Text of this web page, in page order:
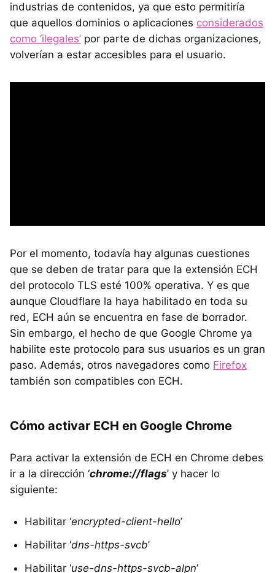
industrias de contenidos, ya que esto permitiría
que aquellos dominios o aplicaciones considerados
como ‘ilegales’ por parte de dichas organizaciones,
volverían a estar accesibles para el usuario.
Por el momento, todavía hay algunas cuestiones
que se deben de tratar para que la extensión ECH
del protocolo TLS esté 100% operativa. Y es que
aunque Cloudflare la haya habilitado en toda su
red, ECH aún se encuentra en fase de borrador.
Sin embargo, el hecho de que Google Chrome ya
habilite este protocolo para sus usuarios es un gran
paso. Además, otros navegadores como Firefox
también son compatibles con ECH.
Cómo activar ECH en Google Chrome
Para activar la extensión de ECH en Chrome debes
ir a la dirección ‘chrome://flags’ y hacer lo
siguiente:
Habilitar ‘encrypted-client-hello’
Habilitar ‘dns-https-svcb’
Habilitar ‘use-dns-https-svcb-alpn’